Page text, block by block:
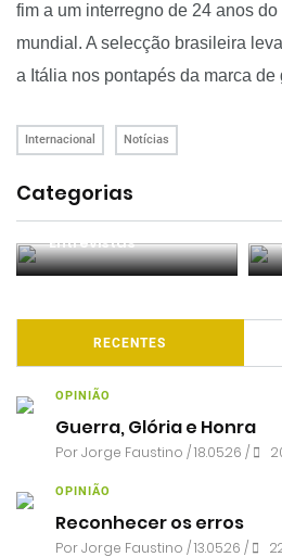
fim a um interregno de 24 anos
mundial. A selecção brasileira
a Itália nos pontapés da marca
Internacional Notícias
Categorias
Entrevistas
RECENTES
OPINIÃO
Guerra, Glória e Honra
PorJorge Faustino / 18.05.26 /
OPINIÃO
Reconhecer os erros
PorJorge Faustino / 13.05.26 /